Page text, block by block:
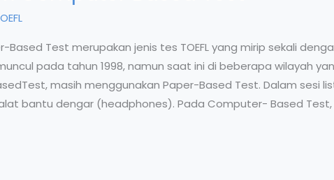
Test merupakan jenis tes TOEFL yang mirip sekali
pada tahun 1998, namun saat ini di beberapa wilayah
masih menggunakan Paper-Based Test. Dalam sesi
bantu dengar (headphones). Pada Computer- Based